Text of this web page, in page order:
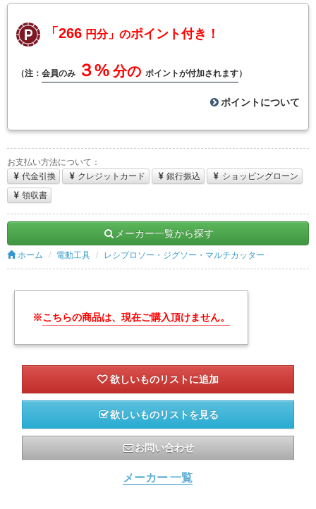
「266 円分」のポイント付き！
（注： 会員のみ ３% 分の ポイントが付加されます）
ポイントについて
お支払い方法について：
代金引換
クレジットカード 銀行振込
ショッピングローン
領収書
メーカー一覧から探す
ホーム 電動工具 レシプロソー・ジグソー・マルチカッター
※こちらの商品は、現在ご購入頂けません。
欲しいものリストを見る
お問い合わせ
メーカー 一覧